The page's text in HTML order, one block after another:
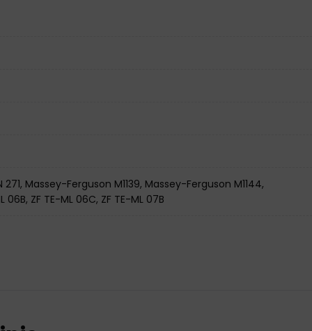
Massey-Ferguson M1139, Massey-Ferguson M1144,
06B, ZF TE-ML 06C, ZF TE-ML 07B